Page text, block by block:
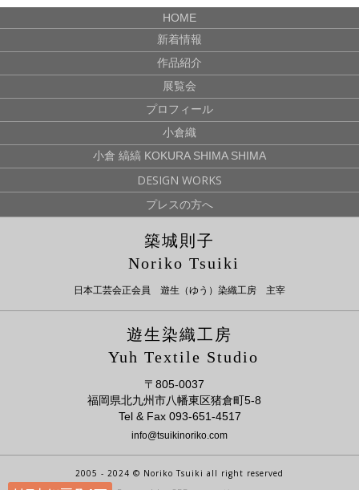
HOME
新着情報
作品紹介
展覧会
プロフィール
小倉織
小倉 縞縞 KOKURA SHIMA SHIMA
DESIGN WORKS
プレスの方へ
築城則子
Noriko Tsuiki
日本工芸会正会員 遊生（ゆう）染織工房 主宰
遊生染織工房
Yuh Textile Studio
〒805-0037
福岡県北九州市八幡東区猪倉町5-8
Tel & Fax 093-651-4517
info@tsuikinoriko.com
2005 - 2024 © Noriko Tsuiki all right reserved